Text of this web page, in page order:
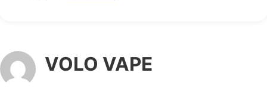
VOLO VAPE